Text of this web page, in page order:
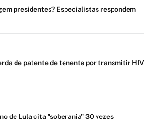
presidentes? Especialistas respondem
de patente de tenente por transmitir HIV
de Lula cita "soberania" 30 vezes